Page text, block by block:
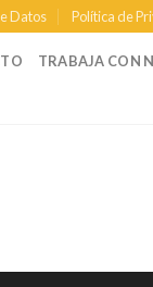
Datos Política de
TRABAJA CON